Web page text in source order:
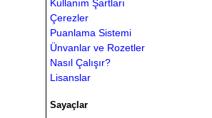
Kullanım Şartları
Çerezler
Puanlama Sistemi
Ünvanlar ve Rozetler
Nasıl Çalışır?
Lisanslar
Sayaçlar